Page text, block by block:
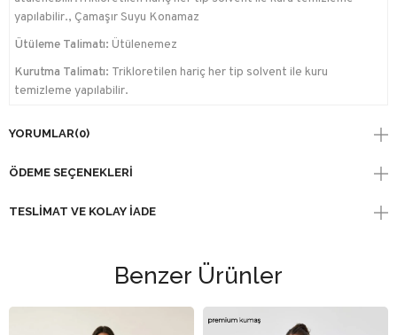
yapılabilir., Çamaşır Suyu Konamaz
Ütüleme Talimatı: Ütülenemez
Kurutma Talimatı: Trikloretilen hariç her tip solvent ile kuru
temizleme yapılabilir.
YORUMLAR(0)
ÖDEME SEÇENEKLERI
TESLIMAT VE KOLAY İADE
Benzer Ürünler